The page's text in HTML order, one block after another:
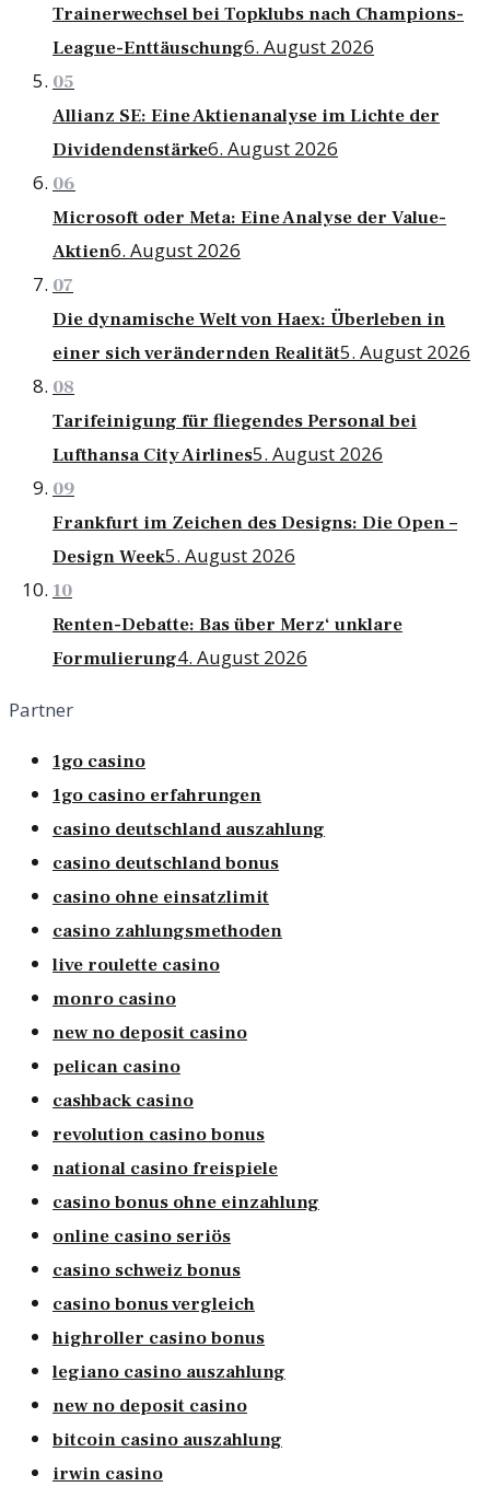
Trainerwechsel bei Topklubs nach Champions-
League-Enttäuschung6. August 2026
05
Allianz SE: Eine Aktienanalyse im Lichte der
Dividendenstärke6. August 2026
06
Microsoft oder Meta: Eine Analyse der Value-
Aktien6. August 2026
07
Die dynamische Welt von Haex: Überleben in
einer sich verändernden Realität5. August 2026
08
Tarifeinigung für fliegendes Personal bei
Lufthansa City Airlines5. August 2026
09
Frankfurt im Zeichen des Designs: Die Open –
Design Week5. August 2026
10
Renten-Debatte: Bas über Merz‘ unklare
Formulierung4. August 2026
Partner
1go casino
1go casino erfahrungen
casino deutschland auszahlung
casino deutschland bonus
casino ohne einsatzlimit
casino zahlungsmethoden
live roulette casino
monro casino
new no deposit casino
pelican casino
cashback casino
revolution casino bonus
national casino freispiele
casino bonus ohne einzahlung
online casino seriös
casino schweiz bonus
casino bonus vergleich
highroller casino bonus
legiano casino auszahlung
new no deposit casino
bitcoin casino auszahlung
irwin casino